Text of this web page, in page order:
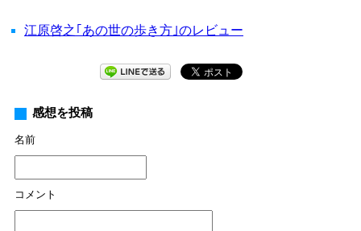
江原啓之｢あの世の歩き方｣のレビュー
感想を投稿
名前
コメント